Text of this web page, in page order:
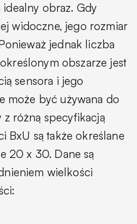
idealny obraz. Gdy
widoczne, jego rozmiar
jednak liczba
obszarze jest
sensora i jego
może być używana do
różną specyfikacją
BxU są także określane
20 x 30. Dane są
wielkości